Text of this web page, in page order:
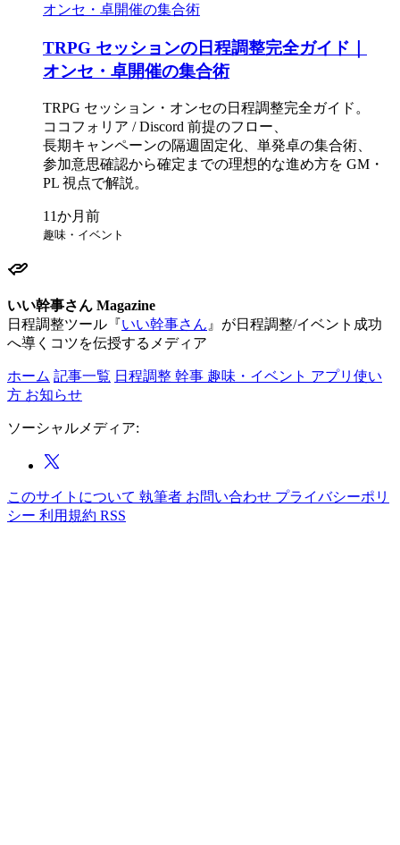
オンセ・卓開催の集合術
TRPG セッションの 日程調整完全ガイド｜
オンセ・卓開催の集合術
TRPG セッション・オンセの日程調整完全ガイド。
ココフォリア / Discord 前提のフロー、
長期キャンペーンの隔週固定化、 単発卓の集合術、
参加意思確認から確定までの理想的な進め方を GM・
PL 視点で解説。
趣味・イベント
いい幹事さん Magazine
日程調整ツール『いい幹事さん 』が日程調整/イベント成功
へ導くコツを伝授するメディア
ホーム 記事一覧 日程調整 幹事 趣味・イベント アプリ使い
方 お知らせ
ソーシャルメディア:
このサイトについて 執筆者 お問い合わせ プライバシーポリ
シー 利用規約 RSS